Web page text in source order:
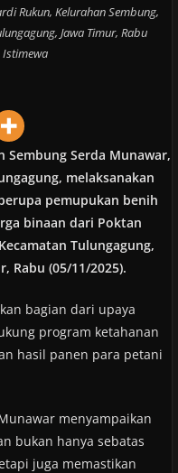
Rukun, Kelurahan Sembung,
Jawa Timur, Rabu
Sembung Serda Munawar,
melaksanakan
pemupukan benih
binaan dari Poktan
Tulungagung,
Rabu (05/11/2025).
bagian dari upaya
program ketahanan
hasil panen para petani
menyampaikan
bukan hanya sebatas
juga memastikan